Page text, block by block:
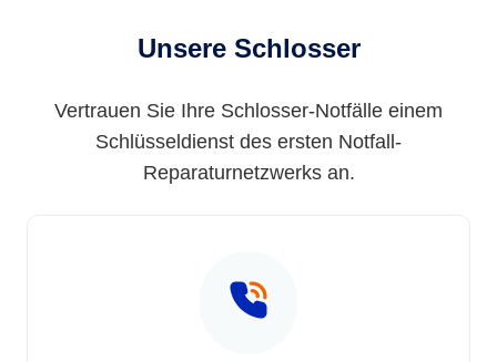
Unsere Schlosser
Vertrauen Sie Ihre Schlosser-Notfälle einem
Schlüsseldienst des ersten Notfall-
Reparaturnetzwerks an.